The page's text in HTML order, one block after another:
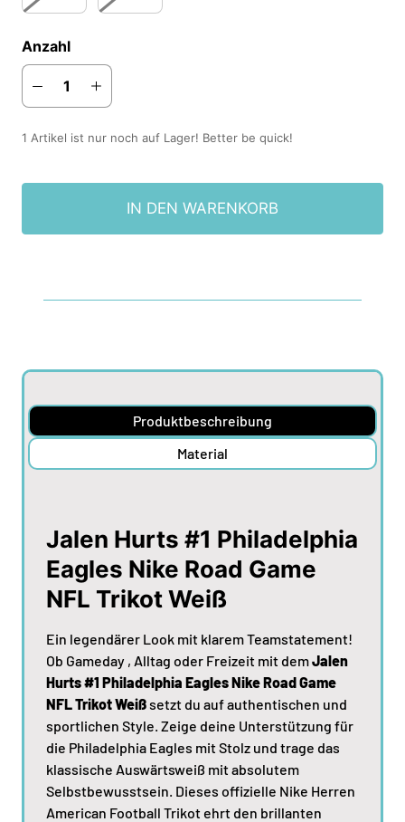
Anzahl
1 Artikel ist nur noch auf Lager! Better be quick!
IN DEN WARENKORB
Produktbeschreibung
Material
Jalen Hurts #1 Philadelphia
Eagles Nike Road Game
NFL Trikot Weiß
Ein legendärer Look mit klarem Teamstatement!
Ob Gameday , Alltag oder Freizeit mit demJalen
Hurts #1 Philadelphia Eagles Nike Road Game
NFL Trikot Weißsetzt du auf authentischen und
sportlichen Style. Zeige deine Unterstützung für
die Philadelphia Eagles mit Stolz und trage das
klassische Auswärtsweiß mit absolutem
Selbstbewusstsein. Dieses offizielle Nike Herren
American Football Trikot ehrt den brillanten